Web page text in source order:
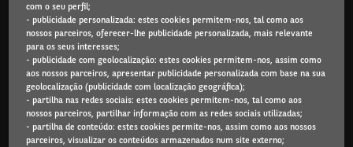
For the many journeys in life
PARTICULARES
Campanhas
Renting Particulares
Carros Usados
com o seu perfil;
- publicidade personalizada: estes cookies permitem-nos, tal como aos
nossos parceiros, oferecer-lhe publicidade personalizada, mais relevante
para os seus interesses;
- publicidade com geolocalização: estes cookies permitem-nos, assim como
aos nossos parceiros, apresentar publicidade personalizada com base na sua
geolocalização (publicidade com localização geográfica);
- partilha nas redes sociais: estes cookies permitem-nos, tal como aos
nossos parceiros, partilhar informação com as redes sociais utilizadas;
- partilha de conteúdo: estes cookies permite-nos, assim como aos nossos
parceiros, visualizar os conteúdos armazenados num site externo;